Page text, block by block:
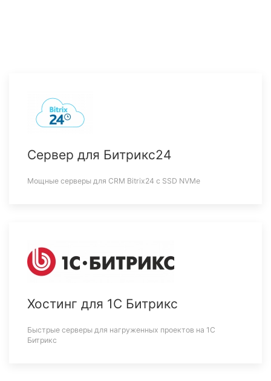
Сервер для Битрикс24
Мощные серверы для CRM Bitrix24 c SSD NVMe
Хостинг для 1С Битрикс
Быстрые серверы для нагруженных проектов на 1С
Битрикс